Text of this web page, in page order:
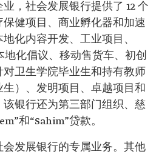
，社会发展银行提供了 12 个
健项目、商业孵化器和加速
化内容开发、工业项目、
地化倡议、移动售货车、初创
卫生学院毕业生和持有教师
）、发明项目、卓越项目和
银行还为第三部门组织、慈
和“Sahim”贷款。
发展银行的专属业务。其他